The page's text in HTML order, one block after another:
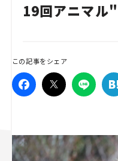
19回アニマル
この記事をシェア
Traffic
Series
Campaign
スズキ ジムニー｜
マツダ｜Mazda
マツ